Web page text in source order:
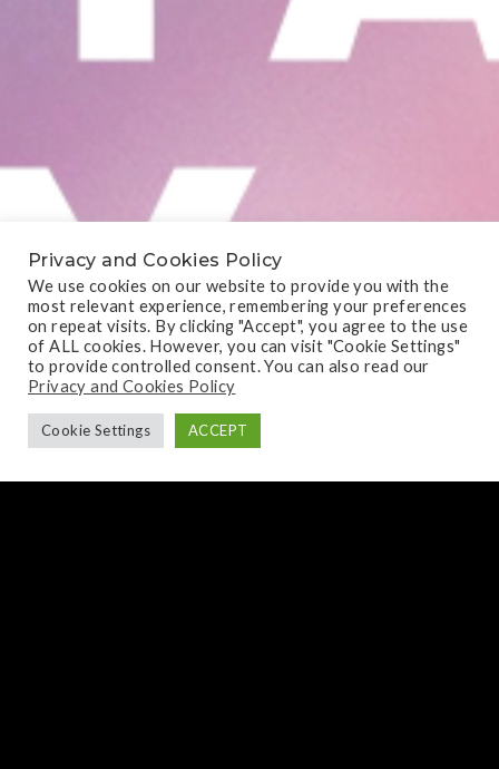
Privacy and Cookies Policy
We use cookies on our website to provide you with the
most relevant experience, remembering your preferences
on repeat visits. By clicking "Accept", you agree to the use
of ALL cookies. However, you can visit "Cookie Settings"
to provide controlled consent. You can also read our
Privacy and Cookies Policy
Cookie Settings ACCEPT